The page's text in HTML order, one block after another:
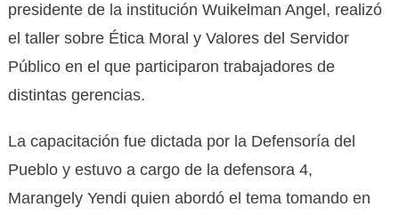
presidente de la institución Wuikelman Angel, realizó
el taller sobre Ética Moral y Valores del Servidor
Público en el que participaron trabajadores de
distintas gerencias.
La capacitación fue dictada por la Defensoría del
Pueblo y estuvo a cargo de la defensora 4,
Marangely Yendi quien abordó el tema tomando en